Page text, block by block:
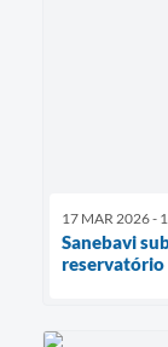
17 MAR 2026 -
Sanebavi
reservatório